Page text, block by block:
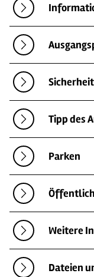
Tipp des
Parken
Weitere
Dateien